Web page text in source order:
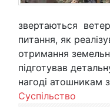
звертаються
питання, як
отримання
підготував
нагоді атошникам
Суспільство